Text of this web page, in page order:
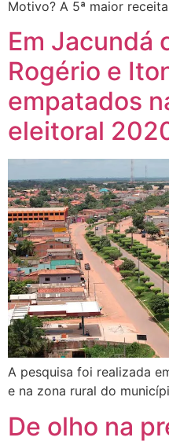
Motivo? A 5ª maior
Em Jacundá
Rogério e
empatados
eleitoral
A pesquisa foi realizada
e na zona rural do
De olho na